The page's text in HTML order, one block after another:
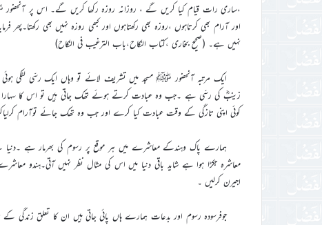
،ساری رات قیام کیا کریں گے ، روزانہ روزہ رکھا کریں گے۔ اس پر آنحضور
اور آرام بھی کرتاہوں ،روزہ بھی رکھتاہوں اور کبھی روزہ نہیں بھی
نہیں ہے۔ (صحیح بخاری ،کتاب النکاح،باب الترغیب فی النکاح)
ایک مرتبہ آنحضور ﷺ مسجد میں تشریف لائے تو وہاں ایک رسّی لٹکی
زینبؓ کی رسّی ہے ۔جب وہ عبادت کرتے ہوئے تھک جاتی ہیں تو اس کا
کوئی اپنی تازگی کے وقت عبادت کیا کرے اور جب وہ تھک جائے توآرام
ہمارے پاک وہندکے معاشرے میں ہر موقع پر رسوم کی بھرمار ہے ۔دنیا
معاشرہ جکڑا ہوا ہے شاید باقی دنیا میں اس کی مثال نظر نہیں آتی۔ہندو
اجیرن کرلیں ۔
جوفرسودہ رسوم اور بدعات ہمارے ہاں پائی جاتی ہیں ان کا تعلق